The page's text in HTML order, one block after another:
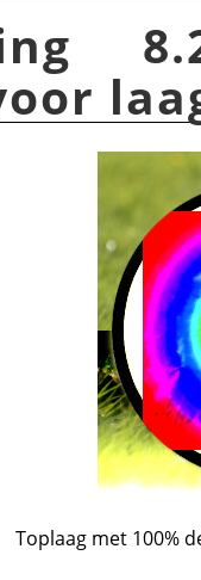
Toplaag met 100%